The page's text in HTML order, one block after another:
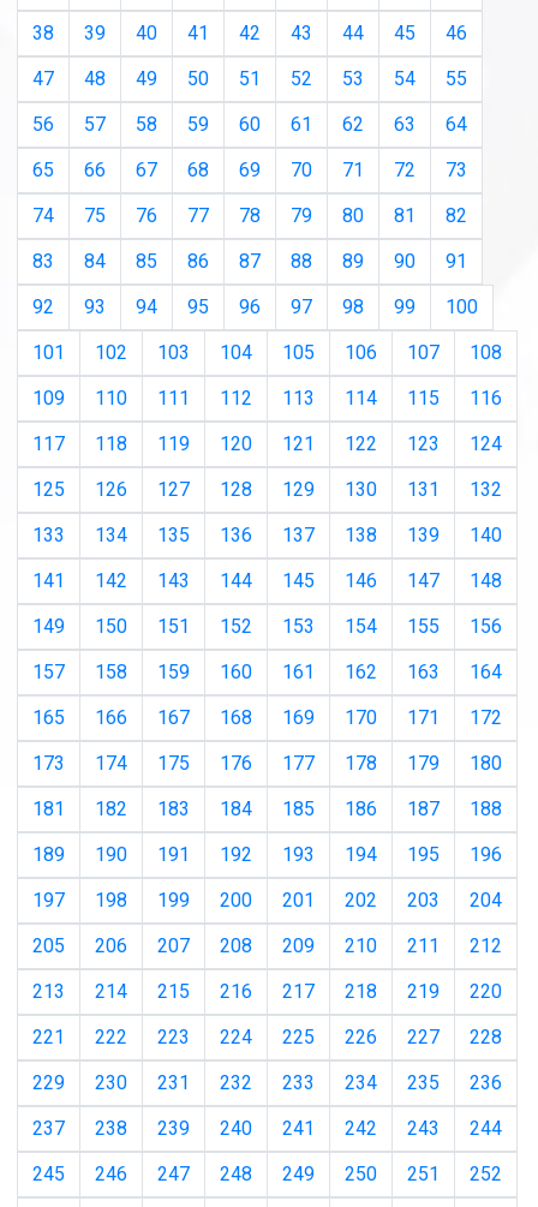
38
39 40 41 42 43 44 45
46
47
48 49 50 51 52 53 54
55
56
57 58 59 60 61 62 63
64
65
66 67 68 69 70 71 72
73
74
75 76 77 78 79 80 81
82
83
84 85 86 87 88 89 90
91
92
93 94 95 96 97 98 99
100
101
102 103 104 105 106 107
108
109
110 111 112 113 114 115
116
117
118 119 120 121 122 123
124
125
126 127 128 129 130 131
132
133
134 135 136 137 138 139
140
141
142 143 144 145 146 147
148
149
150 151 152 153 154 155
156
157
158 159 160 161 162 163
164
165
166 167 168 169 170 171
172
173
174 175 176 177 178 179
180
181
182 183 184 185 186 187
188
189
190 191 192 193 194 195
196
197
198 199 200 201 202 203
204
205
206 207 208 209 210 211
212
213
214 215 216 217 218 219
220
221
222 223 224 225 226 227
228
229
230 231 232 233 234 235
236
237
238 239 240 241 242 243
244
245
246 247 248 249 250 251
252